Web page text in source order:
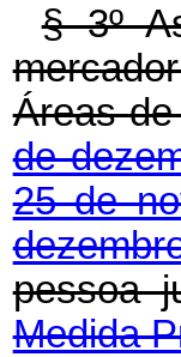
§ 3º
Áreas
de
25 de
pessoa
Medida